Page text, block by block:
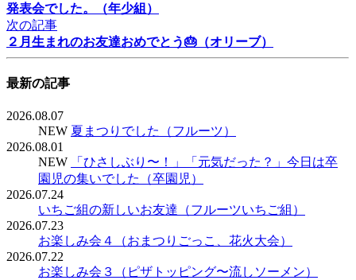
発表会でした。（年少組）
次の記事
２月生まれのお友達おめでとう🎂（オリーブ）
最新の記事
2026.08.07
NEW 夏まつりでした（フルーツ）
2026.08.01
NEW
「ひさしぶり〜！」「元気だった？」今日は卒
園児の集いでした（卒園児）
2026.07.24
いちご組の新しいお友達（フルーツいちご組）
2026.07.23
お楽しみ会４（おまつりごっこ、花火大会）
2026.07.22
お楽しみ会３（ピザトッピング〜流しソーメン）